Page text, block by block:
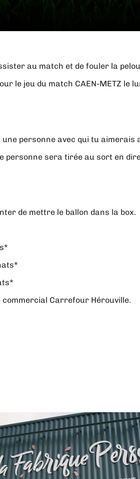
au match et de fouler la
le jeu du match CAEN-METZ le
une personne avec qui tu aimerais
personne sera tirée au sort en
de mettre le ballon dans la box.
Carrefour Hérouville.